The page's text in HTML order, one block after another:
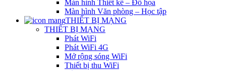
Màn hình Thiết kế – Đồ họa
Màn hình Văn phòng – Học tập
THIẾT BỊ MẠNG
THIẾT BỊ MẠNG
Phát WiFi
Phát WiFi 4G
Mở rộng sóng WiFi
Thiết bị thu WiFi